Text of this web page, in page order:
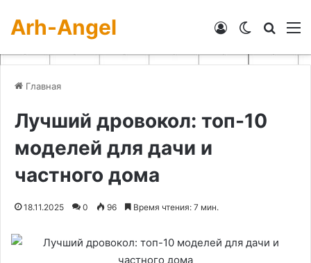
Arh-Angel Switch skin
Войти
Главная
Лучший дровокол: топ-10
моделей для дачи и
частного дома
18.11.2025 0 96 Время чтения: 7 мин.